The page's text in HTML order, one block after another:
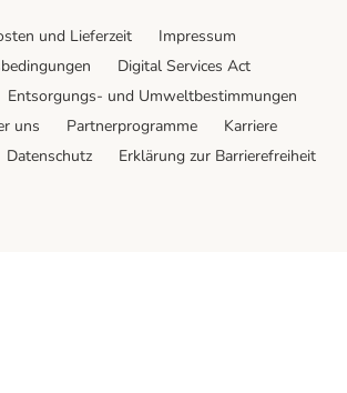
und Lieferzeit
Impressum
Digital Services Act
Entsorgungs- und Umweltbestimmungen
uns Partnerprogramme
Karriere
Datenschutz Erklärung zur Barrierefreiheit